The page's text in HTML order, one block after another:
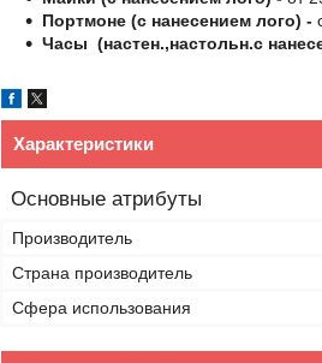
Портмоне (с нанесением лого) -
Часы (настен.,настольн.с
Характеристики
Основные атрибуты
Производитель
Страна производитель
Сфера использования